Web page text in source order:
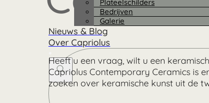
Plateelschilders
Bedrijven
Galerie
Nieuws & Blog
Over Capriolus
Heeft u een vraag, wilt u een
Capriolus Contemporary Ceramics is
zoeken over keramische kunst uit de